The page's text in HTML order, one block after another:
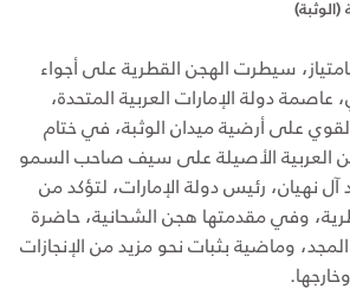
سيطرت الهجن القطرية على أجواء
دولة الإمارات العربية المتحدة،
على أرضية ميدان الوثبة، في ختام
العربية الأصيلة على سيف صاحب السمو
نهيان، رئيس دولة الإمارات، لتؤكد من
وفي مقدمتها هجن الشحانية، حاضرة
وماضية بثبات نحو مزيد من الإنجازات